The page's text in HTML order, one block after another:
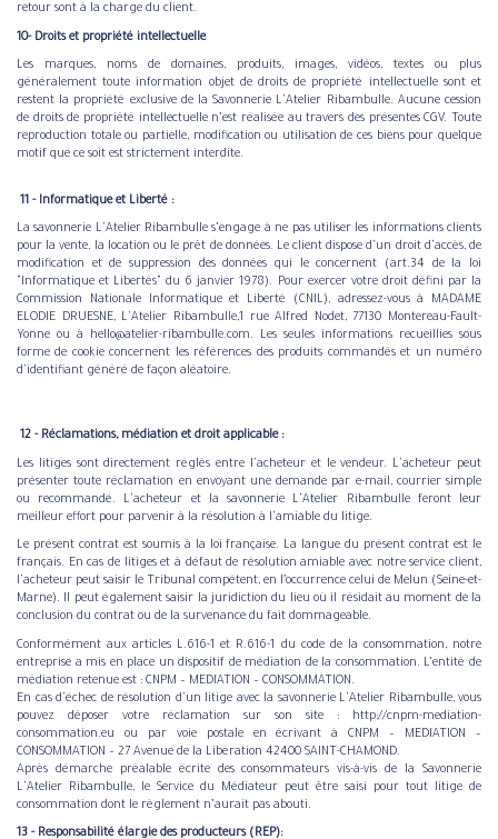
retour sont à la charge du client.
10- Droits et propriété intellectuelle
Les marques, noms de domaines, produits, images, vidéos, textes ou plus
généralement toute information objet de droits de propriété intellectuelle sont et
restent la propriété exclusive de la Savonnerie L'Atelier Ribambulle. Aucune cession
de droits de propriété intellectuelle n’est réalisée au travers des présentes CGV. Toute
reproduction totale ou partielle, modification ou utilisation de ces biens pour quelque
motif que ce soit est strictement interdite.
​ ​11 - Informatique et Liberté :
La savonnerie L'Atelier Ribambulle s’engage à ne pas utiliser les informations clients
pour la vente, la location ou le prêt de données. Le client dispose d'un droit d'accès, de
modification et de suppression des données qui le concernent (art.34 de la loi
"Informatique et Libertés" du 6 janvier 1978). Pour exercer votre droit défini par la
Commission Nationale Informatique et Liberté (CNIL), adressez-vous à MADAME
ELODIE DRUESNE, L'Atelier Ribambulle,1 rue Alfred Nodet, 77130 Montereau-Fault-
Yonne ou à hello@atelier-ribambulle.com. Les seules informations recueillies sous
forme de cookie concernent les références des produits commandés et un numéro
d'identifiant généré de façon aléatoire.
​ ​12 - Réclamations, médiation et droit applicable :
Les litiges sont directement réglés entre l'acheteur et le vendeur. L'acheteur peut
présenter toute réclamation en envoyant une demande par e-mail, courrier simple
ou recommandé. L'acheteur et la savonnerie L'Atelier Ribambulle feront leur
meilleur effort pour parvenir à la résolution à l'amiable du litige.
Le présent contrat est soumis à la loi française. La langue du présent contrat est le
français. En cas de litiges et à défaut de résolution amiable avec notre service client,
l'acheteur peut saisir le Tribunal compétent, en l’occurrence celui de Melun (Seine-et-
Marne). Il peut également saisir la juridiction du lieu où il résidait au moment de la
conclusion du contrat ou de la survenance du fait dommageable.
Conformément aux articles L.616-1 et R.616-1 du code de la consommation, notre
entreprise a mis en place un dispositif de médiation de la consommation. L’entité de
médiation retenue est : CNPM – MEDIATION – CONSOMMATION.
En cas d'échec de résolution d'un litige avec la savonnerie L'Atelier Ribambulle, vous
pouvez déposer votre réclamation sur son site : http://cnpm-mediation-
consommation.eu ou par voie postale en écrivant à CNPM – MEDIATION –
CONSOMMATION – 27 Avenue de la Libération 42400 SAINT-CHAMOND.
Après démarche préalable écrite des consommateurs vis-à-vis de la Savonnerie
L'Atelier Ribambulle, le Service du Médiateur peut être saisi pour tout litige de
consommation dont le règlement n’aurait pas abouti.
13 - Responsabilité élargie des producteurs (REP):